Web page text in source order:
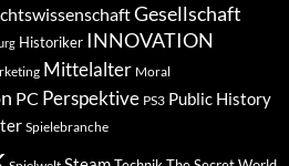
Gesellschaft
Historiker INNOVATION
Mittelalter Moral
PC Perspektive PS3 Public History
Spielebranche